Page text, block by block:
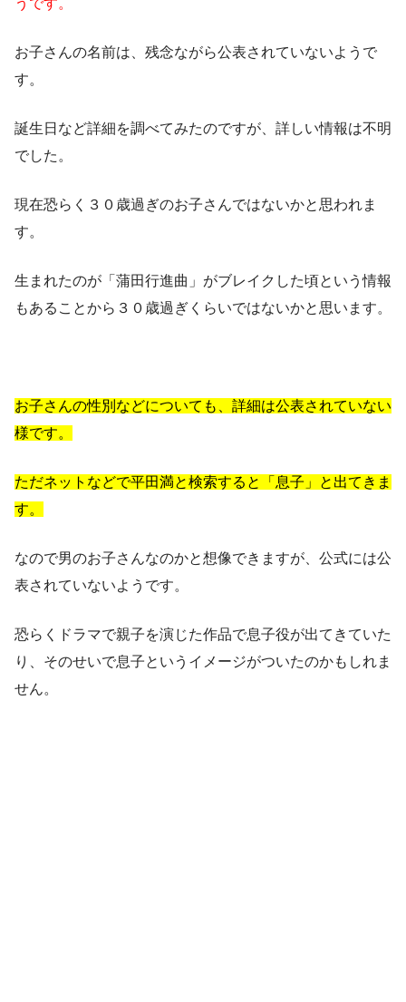
うです。
お子さんの名前は、残念ながら公表されていないようで
す。
誕生日など詳細を調べてみたのですが、詳しい情報は不明
でした。
現在恐らく３０歳過ぎのお子さんではないかと思われま
す。
生まれたのが「蒲田行進曲」がブレイクした頃という情報
もあることから３０歳過ぎくらいではないかと思います。
お子さんの性別などについても、詳細は公表されていない
様です。
ただネットなどで平田満と検索すると「息子」と出てきま
す。
なので男のお子さんなのかと想像できますが、公式には公
表されていないようです。
恐らくドラマで親子を演じた作品で息子役が出てきていた
り、そのせいで息子というイメージがついたのかもしれま
せん。